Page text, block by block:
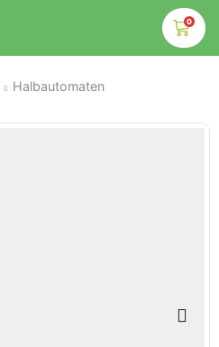
0
Halbautomaten